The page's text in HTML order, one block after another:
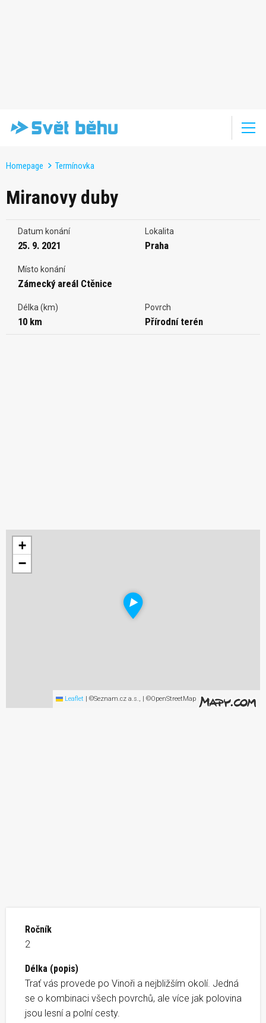
Homepage Termínovka
Miranovy duby
Datum konání
25. 9. 2021
Lokalita
Praha
Místo konání
Zámecký areál Ctěnice
Délka (km)
10 km
Povrch
Přírodní terén
+
−
Leaflet | ©Seznam.cz a.s., | ©OpenStreetMap
Ročník
2
Délka (popis)
Trať vás provede po Vinoři a nejbližším okolí. Jedná
se o kombinaci všech povrchů, ale více jak polovina
jsou lesní a polní cesty.